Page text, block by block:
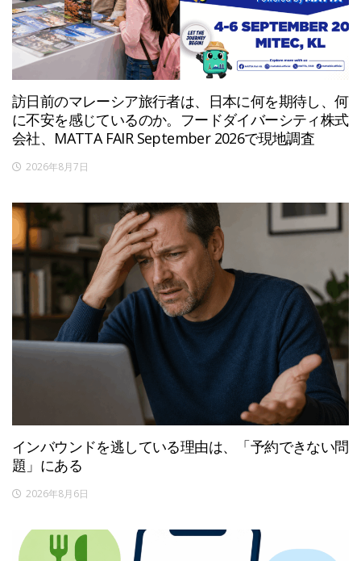
訪日前のマレーシア旅行者は、日本に何を期待し、何
に不安を感じているのか。フードダイバーシティ株式
会社、MATTA FAIR September 2026で現地調査
2026年8月7日
インバウンドを逃している理由は、「予約できない問
題」にある
2026年8月6日